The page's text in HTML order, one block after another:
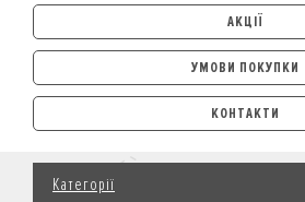
АКЦІЇ
УМОВИ ПОКУПКИ
АВТОМОБІЛІ
ЛІЗИНГ
КРЕДИТ
СТРАХУВАННЯ
КОНТАКТИ
Категорії